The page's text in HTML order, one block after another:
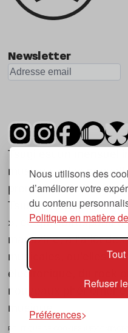
Nous utilisons des
d’améliorer votre
du contenu
Politique en matière
Refuser
Préférences
Newsletter
Tsugi est un mensuel
musique et les
première parution
Tsugi en japonais
», ce qui correspond à
magazine, à l’affût
musicales, qu’elles
électronique, du rock
nouveaux
musique.
POLITIQUE DE COOKIES (UE)